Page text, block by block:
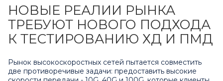
НОВЫЕ РЕАЛИИ РЫНКА
ТРЕБУЮТ НОВОГО ПОДХОДА
К ТЕСТИРОВАНИЮ ХД И ПМД
Рынок высокоскоростных сетей пытается совместить
две противоречивые задачи: предоставить высокие